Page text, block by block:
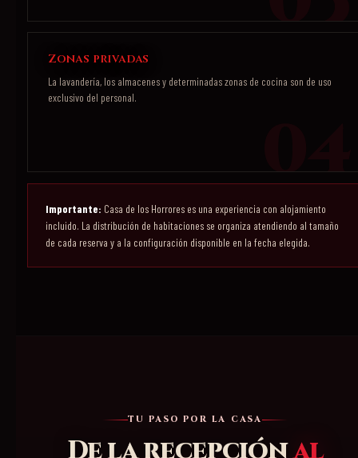
Zonas privadas
La lavandería, los almacenes y determinadas zonas de cocina son de uso
exclusivo del personal.
Importante: Casa de los Horrores es una experiencia con alojamiento
incluido. La distribución de habitaciones se organiza atendiendo al tamaño
de cada reserva y a la configuración disponible en la fecha elegida.
TU PASO POR LA CASA
De la recepciónal